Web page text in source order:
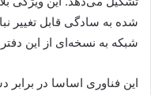
شده به سادگی قابل تغییر
شبکه به نسخه‌ای از این
این فناوری اساسا در